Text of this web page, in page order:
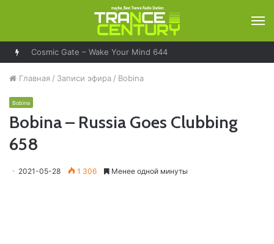
Cosmic Gate – Wake Your Mind 644
Главная / Записи эфира / Bobina
Bobina
Bobina – Russia Goes Clubbing
658
2021-05-28 1 306 Менее одной минуты